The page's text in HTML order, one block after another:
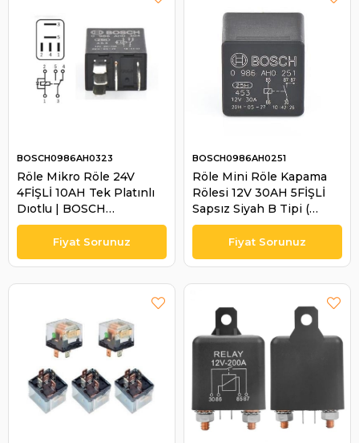
Röle Mikro Röle 24V
4FİŞLİ 10AH Tek Platınlı
Dıotlu | BOSCH
0986AH0323
BOSCH0986AH0323
Röle Mini Röle Kapama
Rölesi 12V 30AH 5FİŞLİ
Sapsız Siyah B Tipi (
5FİŞTE Normal 4LÜK Fiş )
| BOSCH 0986AH0251
BOSCH0986AH0251